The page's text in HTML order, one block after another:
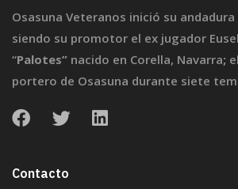
Osasuna Veteranos inició su
siendo su promotor el ex jugador
“Palotes” nacido en Corella, Navarra;
portero de Osasuna durante siete
Contacto